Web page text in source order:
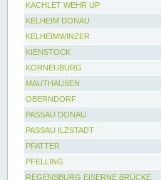
KACHLET WEHR UP
KELHEIM DONAU
KELHEIMWINZER
KIENSTOCK
KORNEUBURG
MAUTHAUSEN
OBERNDORF
PASSAU DONAU
PASSAU ILZSTADT
PFATTER
PFELLING
REGENSBURG EISERNE BRÜCKE